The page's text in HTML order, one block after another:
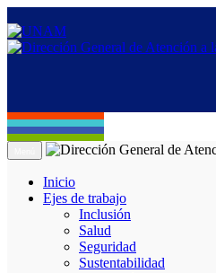
Inicio
Ejes de trabajo
Inclusión
Salud
Seguridad
Sustentabilidad